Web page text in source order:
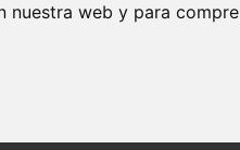
web y para
referido en el idioma inglés,